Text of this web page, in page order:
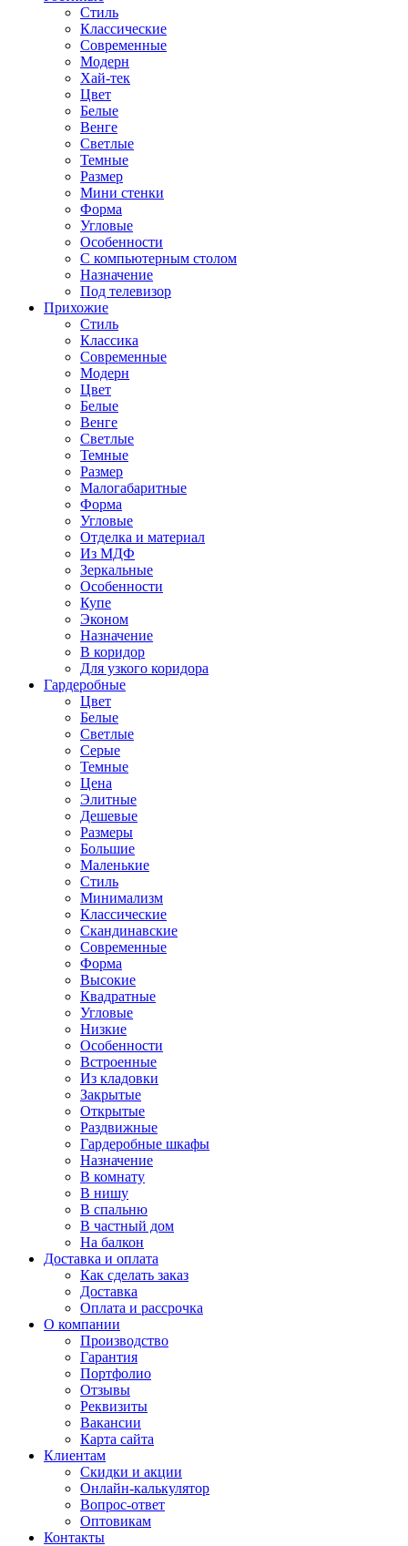
Стиль
Классические
Современные
Модерн
Хай-тек
Цвет
Белые
Венге
Светлые
Темные
Размер
Мини стенки
Форма
Угловые
Особенности
С компьютерным столом
Назначение
Под телевизор
Прихожие
Стиль
Классика
Современные
Модерн
Цвет
Белые
Венге
Светлые
Темные
Размер
Малогабаритные
Форма
Угловые
Отделка и материал
Из МДФ
Зеркальные
Особенности
Купе
Эконом
Назначение
В коридор
Для узкого коридора
Гардеробные
Цвет
Белые
Светлые
Серые
Темные
Цена
Элитные
Дешевые
Размеры
Большие
Маленькие
Стиль
Минимализм
Классические
Скандинавские
Современные
Форма
Высокие
Квадратные
Угловые
Низкие
Особенности
Встроенные
Из кладовки
Закрытые
Открытые
Раздвижные
Гардеробные шкафы
Назначение
В комнату
В нишу
В спальню
В частный дом
На балкон
Доставка и оплата
Как сделать заказ
Доставка
Оплата и рассрочка
О компании
Производство
Гарантия
Портфолио
Отзывы
Реквизиты
Вакансии
Карта сайта
Клиентам
Скидки и акции
Онлайн-калькулятор
Вопрос-ответ
Оптовикам
Контакты